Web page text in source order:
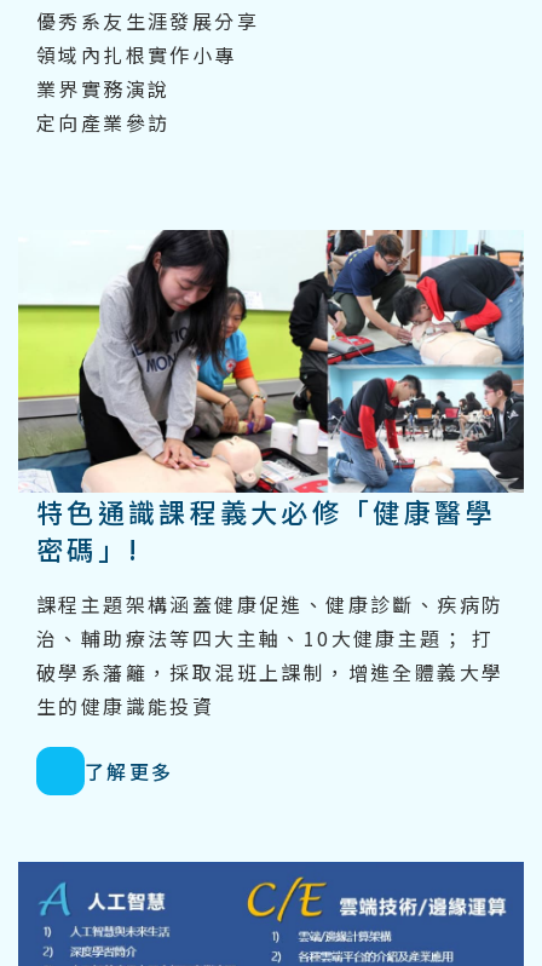
優秀系友生涯發展分享
領域內扎根實作小專
業界實務演說
定向產業參訪
特色通識​課​程義大必修「健康醫學
密碼」!
課程主題架構涵蓋健康促進、健康診斷、疾病防
治、輔助療法等四大主軸、10大健康主題； 打
破學系藩籬，採取混班上課制，增進全體義大學
生的健康識能投資
了解更多